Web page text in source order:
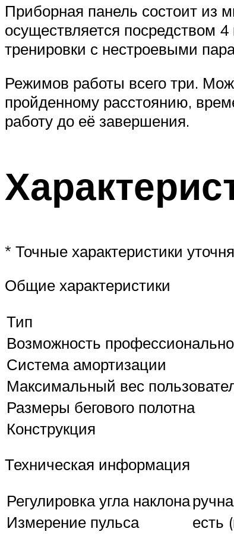
Приборная панель состоит из
осуществляется посредством
тренировки с нестроевыми
Режимов работы всего три.
пройденному расстоянию,
работу до её завершения.
* Точные характеристики
Общие характеристики
Тип
Возможность
Система амортизации
Максимальный вес
Размеры бегового полотна
Конструкция
Техническая информация
Регулировка угла наклона
Измерение пульса
есть